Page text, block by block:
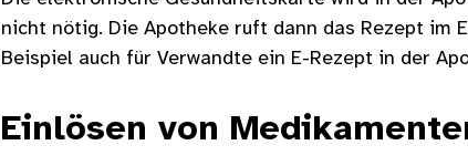
nicht nötig. Die Apotheke ruft dann das Rezept im
Beispiel auch für Verwandte ein E-Rezept in der
Einlösen von